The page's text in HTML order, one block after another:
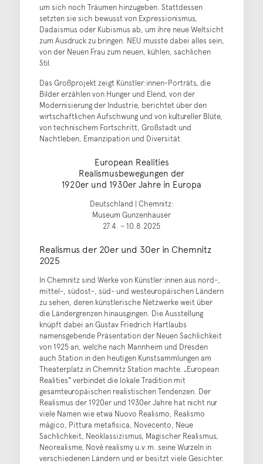
um sich noch Träumen hinzugeben. Stattdessen
setzten sie sich bewusst von Expressionismus,
Dadaismus oder Kubismus ab, um ihre neue Weltsicht
zum Ausdruck zu bringen. NEU musste dabei alles sein,
von der Neuen Frau zum neuen, kühlen, sachlichen
Stil.
Das Großprojekt zeigt Künstler:innen-Porträts, die
Bilder erzählen von Hunger und Elend, von der
Modernisierung der Industrie, berichtet über den
wirtschaftlichen Aufschwung und von kultureller Blüte,
von technischem Fortschritt, Großstadt und
Nachtleben, Emanzipation und Diversität.
European Realities
Realismusbewegungen der
1920er und 1930er Jahre in Europa
Deutschland | Chemnitz:
Museum Gunzenhauser
27.4. – 10.8.2025
Realismus der 20er und 30er in Chemnitz
2025
In Chemnitz sind Werke von Künstler:innen aus nord-,
mittel-, südost-, süd- und westeuropäischen Ländern
zu sehen, deren künstlerische Netzwerke weit über
die Ländergrenzen hinausgingen. Die Ausstellung
knüpft dabei an Gustav Friedrich Hartlaubs
namensgebende Präsentation der Neuen Sachlichkeit
von 1925 an, welche nach Mannheim und Dresden
auch Station in den heutigen Kunstsammlungen am
Theaterplatz in Chemnitz Station machte. „European
Realities“ verbindet die lokale Tradition mit
gesamteuropäischen realistischen Tendenzen. Der
Realismus der 1920er und 1930er Jahre hat nicht nur
viele Namen wie etwa Nuovo Realismo, Realismo
mágico, Pittura metafisica, Novecento, Neue
Sachlichkeit, Neoklassizismus, Magischer Realismus,
Neorealisme, Nové realismy u.v.m. seine Wurzeln in
verschiedenen Ländern und er besitzt viele Gesichter.